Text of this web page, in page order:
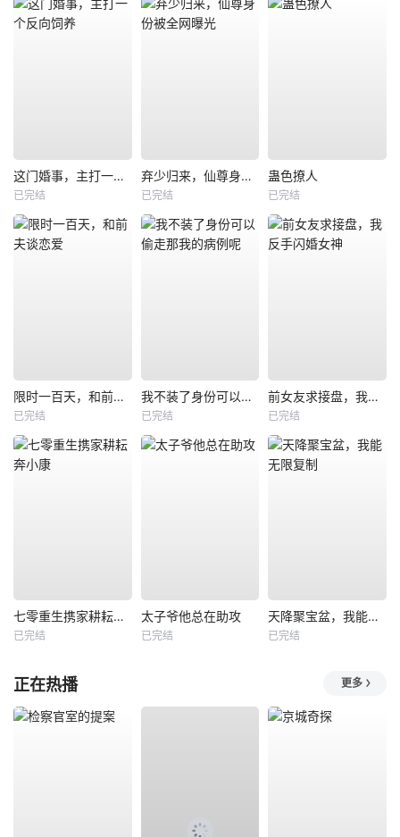
这门婚事，主打一个反向饲养
已完结
弃少归来，仙尊身份被全网曝光
已完结
蛊色撩人
已完结
限时一百天，和前夫谈恋爱
已完结
我不装了身份可以偷走那我的病例呢
已完结
前女友求接盘，我反手闪婚女神
已完结
七零重生携家耕耘奔小康
已完结
太子爷他总在助攻
已完结
天降聚宝盆，我能无限复制
已完结
正在热播 更多